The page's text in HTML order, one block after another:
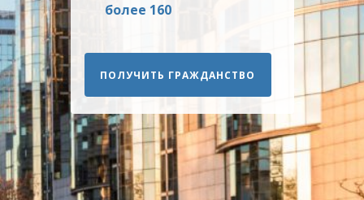
более 160
ПОЛУЧИТЬ ГРАЖДАНСТВО